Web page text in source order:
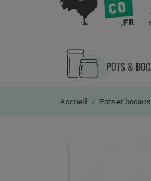
POTS &
Accueil Pots et